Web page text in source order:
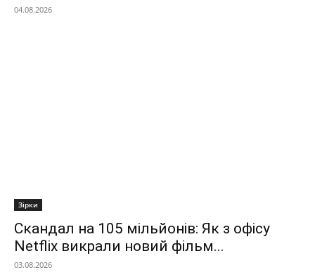
04.08.2026
Зірки
Скандал на 105 мільйонів: Як з офісу
Netflix викрали новий фільм...
03.08.2026